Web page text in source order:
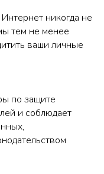
никогда не
тем не менее
ваши личные
по защите
и соблюдает